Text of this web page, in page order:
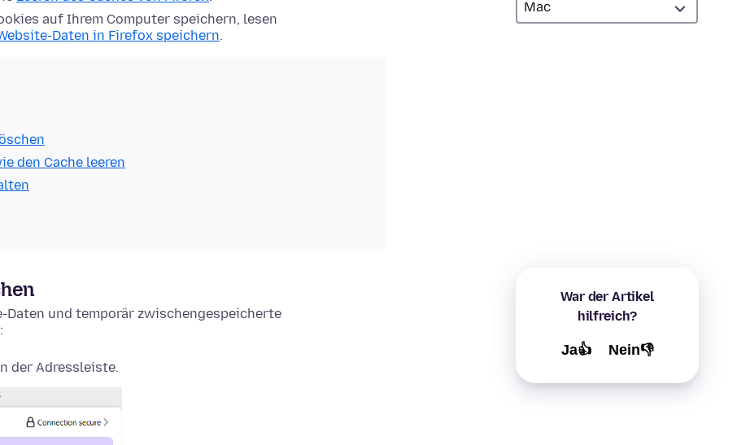
War der Artikel
hilfreich?
Ja👍 Nein👎
auf Ihrem Computer speichern, lesen
Daten in Firefox speichern.
den Cache leeren
und temporär zwischengespeicherte
der Adressleiste.